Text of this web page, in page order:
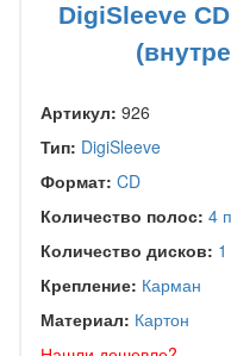
DigiSleeve
Артикул: 926
Тип: DigiSleeve
Формат: CD
Количество полос: 4
Количество дисков:
Крепление: Карман
Материал: Картон